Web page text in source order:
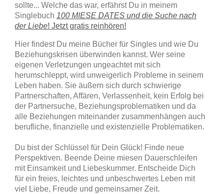
sollte... Welche das war, erfährst Du in meinem
Singlebuch 100 MIESE DATES und die Suche nach
der Liebe! Jetzt gratis reinhören!
Hier findest Du meine Bücher für Singles und wie Du
Beziehungskrisen überwinden kannst. Wer seine
eigenen Verletzungen ungeachtet mit sich
herumschleppt, wird unweigerlich Probleme in seinem
Leben haben. Sie äußern sich durch schwierige
Partnerschaften, Affären, Verlassenheit, kein Erfolg bei
der Partnersuche, Beziehungsproblematiken und da
alle Beziehungen miteinander zusammenhängen auch
berufliche, finanzielle und existenzielle Problematiken.
Du bist der Schlüssel für Dein Glück! Finde neue
Perspektiven. Beende Deine miesen Dauerschleifen
mit Einsamkeit und Liebeskummer. Entscheide Dich
für ein freies, leichtes und unbeschwertes Leben mit
viel Liebe, Freude und gemeinsamer Zeit.